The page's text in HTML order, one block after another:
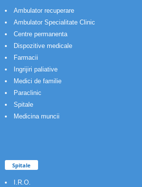
Ambulator recuperare
Ambulator Specialitate Clinic
Centre permanenta
Dispozitive medicale
Farmacii
Ingrijiri paliative
Medici de familie
Paraclinic
Spitale
Medicina muncii
Spitale
I.R.O.